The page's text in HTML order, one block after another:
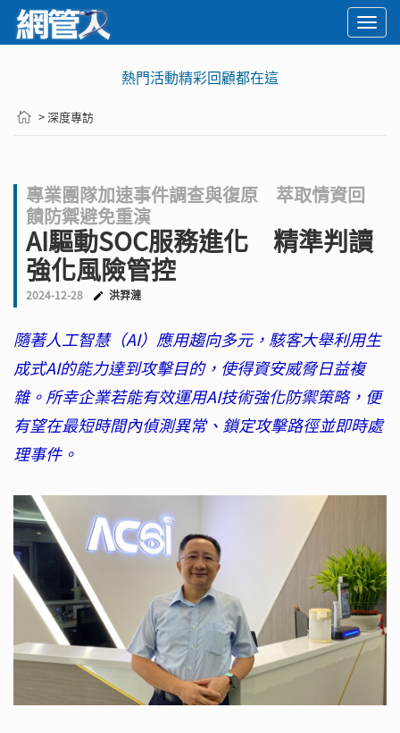
熱門活動精彩回顧都在這
> 深度專訪
專業團隊加速事件調查與復原 萃取情資回
饋防禦避免重演
AI驅動SOC服務進化 精準判讀
強化風險管控
2024-12-28 洪羿漣
隨著人工智慧（AI）應用趨向多元，駭客大舉利用生
成式AI的能力達到攻擊目的，使得資安威脅日益複
雜。所幸企業若能有效運用AI技術強化防禦策略，便
有望在最短時間內偵測異常、鎖定攻擊路徑並即時處
理事件。